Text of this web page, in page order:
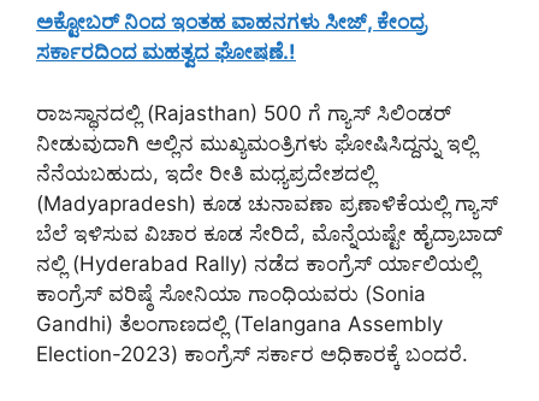
ಅಕ್ಟೋಬರ್ ನಿಂದ ಇಂತಹ ವಾಹನಗಳು ಸೀಜ್, ಕೇಂದ್ರ
ಸರ್ಕಾರದಿಂದ ಮಹತ್ವದ ಘೋಷಣೆ.!
ರಾಜಸ್ಥಾನದಲ್ಲಿ (Rajasthan) 500 ಗೆ ಗ್ಯಾಸ್ ಸಿಲಿಂಡರ್
ನೀಡುವುದಾಗಿ ಅಲ್ಲಿನ ಮುಖ್ಯಮಂತ್ರಿಗಳು ಘೋಷಿಸಿದ್ದನ್ನು ಇಲ್ಲಿ
ನೆನೆಯಬಹುದು, ಇದೇ ರೀತಿ ಮಧ್ಯಪ್ರದೇಶದಲ್ಲಿ
(Madyapradesh) ಕೂಡ ಚುನಾವಣಾ ಪ್ರಣಾಳಿಕೆಯಲ್ಲಿ ಗ್ಯಾಸ್
ಬೆಲೆ ಇಳಿಸುವ ವಿಚಾರ ಕೂಡ ಸೇರಿದೆ, ಮೊನ್ನೆಯಷ್ಟೇ ಹೈದ್ರಾಬಾದ್
ನಲ್ಲಿ (Hyderabad Rally) ನಡೆದ ಕಾಂಗ್ರೆಸ್ ರ್ಯಾಲಿಯಲ್ಲಿ
ಕಾಂಗ್ರೆಸ್ ವರಿಷ್ಠೆ ಸೋನಿಯಾ ಗಾಂಧಿಯವರು (Sonia
Gandhi) ತೆಲಂಗಾಣದಲ್ಲಿ (Telangana Assembly
Election-2023) ಕಾಂಗ್ರೆಸ್ ಸರ್ಕಾರ ಅಧಿಕಾರಕ್ಕೆ ಬಂದರೆ.